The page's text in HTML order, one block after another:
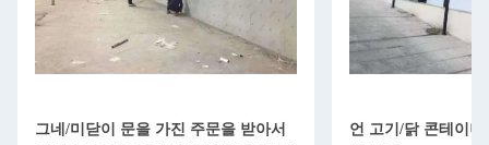
그네/미닫이 문을 가진 주문을 받아서
언 고기/닭 콘테이